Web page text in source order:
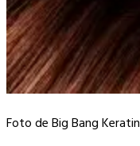
Foto de Big Bang Keratin